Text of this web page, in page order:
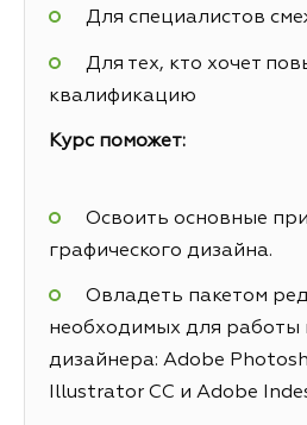
Для специалистов
Для тех, кто хочет
квалификацию
Курс поможет:
Освоить основные
графического дизайна.
Овладеть пакетом
необходимых для работы
дизайнера: Adobe
Illustrator CC и Adobe